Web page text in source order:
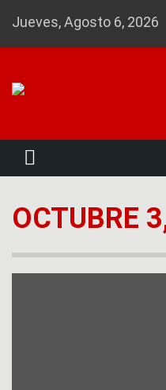
Jueves, Agosto 6, 2026
OCTUBRE